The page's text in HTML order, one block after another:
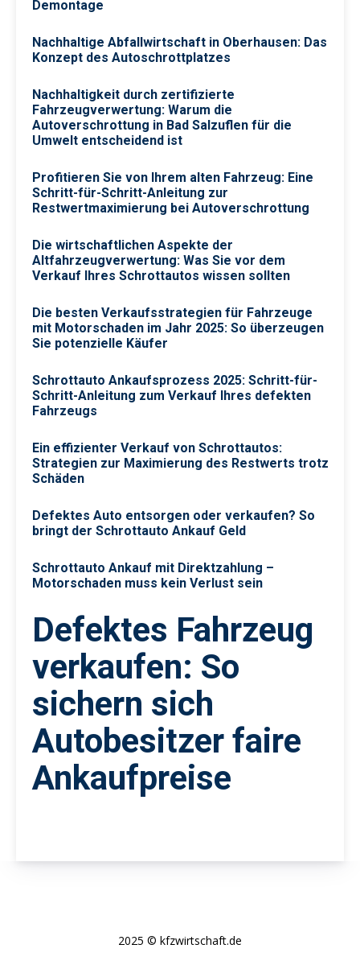
Demontage
Nachhaltige Abfallwirtschaft in Oberhausen: Das
Konzept des Autoschrottplatzes
Nachhaltigkeit durch zertifizierte
Fahrzeugverwertung: Warum die
Autoverschrottung in Bad Salzuflen für die
Umwelt entscheidend ist
Profitieren Sie von Ihrem alten Fahrzeug: Eine
Schritt-für-Schritt-Anleitung zur
Restwertmaximierung bei Autoverschrottung
Die wirtschaftlichen Aspekte der
Altfahrzeugverwertung: Was Sie vor dem
Verkauf Ihres Schrottautos wissen sollten
Die besten Verkaufsstrategien für Fahrzeuge
mit Motorschaden im Jahr 2025: So überzeugen
Sie potenzielle Käufer
Schrottauto Ankaufsprozess 2025: Schritt-für-
Schritt-Anleitung zum Verkauf Ihres defekten
Fahrzeugs
Ein effizienter Verkauf von Schrottautos:
Strategien zur Maximierung des Restwerts trotz
Schäden
Defektes Auto entsorgen oder verkaufen? So
bringt der Schrottauto Ankauf Geld
Schrottauto Ankauf mit Direktzahlung –
Motorschaden muss kein Verlust sein
Defektes Fahrzeug
verkaufen: So
sichern sich
Autobesitzer faire
Ankaufpreise
2025 © kfzwirtschaft.de